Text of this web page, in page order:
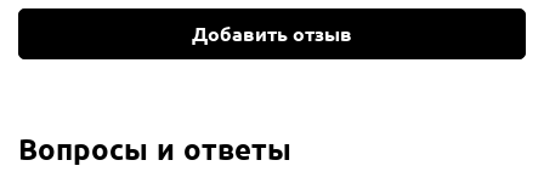
Добавить отзыв
Вопросы и ответы